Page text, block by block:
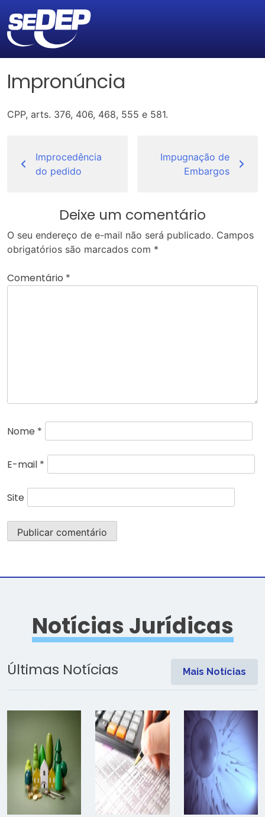
Impronúncia
CPP, arts. 376, 406, 468, 555 e 581.
de
Post
Improcedência
do pedido
Impugnação de
Embargos
Deixe um comentário
O seu endereço de e-mail não será publicado. Campos
obrigatórios são marcados com *
Comentário *
Nome *
E-mail *
Site
Notícias Jurídicas
Últimas Notícias Mais Notícias